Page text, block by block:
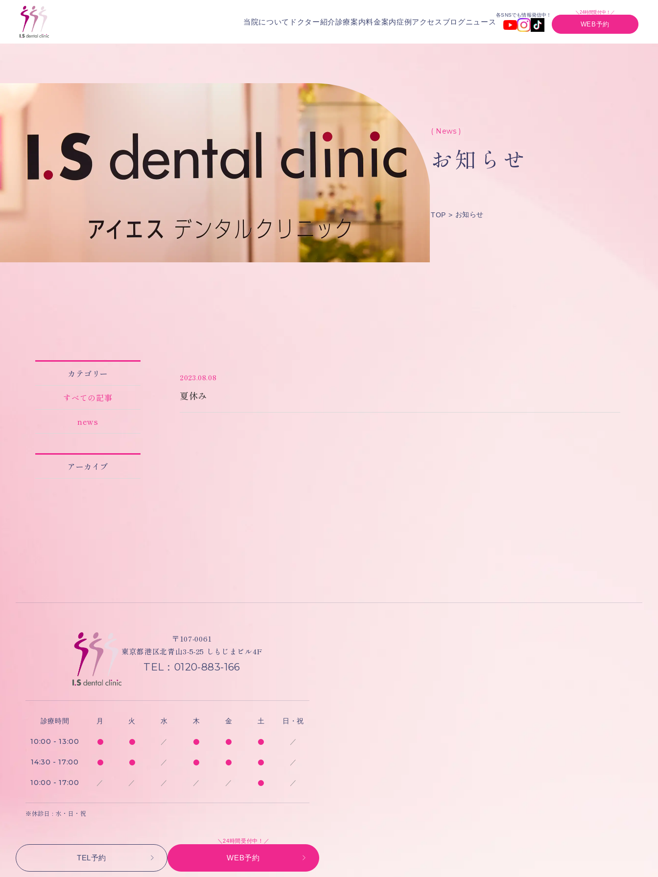
当院について ドクター紹介診療案内料金案内症例アクセス ブログニュース
各SNSでも情報発信中！
＼24時間受付中！／
WEB予約
( News )
お知らせ
TOP お知らせ
カテゴリー
すべての記事
news
アーカイブ
2023.08.08
夏休み
〒107-0061
東京都港区北青山3-5-25 しもじまビル4F
TEL：0120-883-166
診療時間 月 火 水 木 金 土 日・祝
10:00 - 13:00 ／ ／
14:30 - 17:00 ／ ／
10:00 - 17:00 ／ ／ ／ ／ ／ ／
※休診日 : 水・日・祝
TEL予約
＼24時間受付中！／
WEB予約